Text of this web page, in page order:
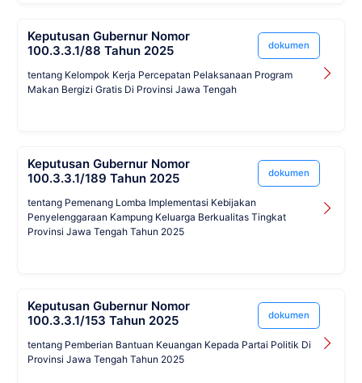
Keputusan Gubernur Nomor
100.3.3.1/88 Tahun 2025
dokumen
tentang Kelompok Kerja Percepatan Pelaksanaan Program
Makan Bergizi Gratis Di Provinsi Jawa Tengah
Keputusan Gubernur Nomor
100.3.3.1/189 Tahun 2025
dokumen
tentang Pemenang Lomba Implementasi Kebijakan
Penyelenggaraan Kampung Keluarga Berkualitas Tingkat
Provinsi Jawa Tengah Tahun 2025
Keputusan Gubernur Nomor
100.3.3.1/153 Tahun 2025
dokumen
tentang Pemberian Bantuan Keuangan Kepada Partai Politik Di
Provinsi Jawa Tengah Tahun 2025